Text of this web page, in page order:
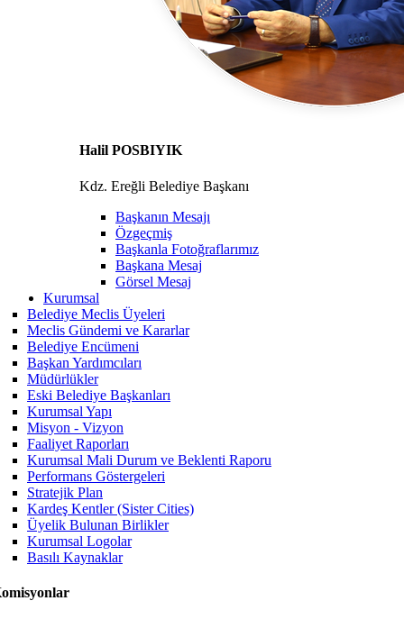
Halil POSBIYIK
Kdz. Ereğli Belediye Başkanı
Başkanın Mesajı
Özgeçmiş
Başkanla Fotoğraflarımız
Başkana Mesaj
Görsel Mesaj
Kurumsal
Belediye Meclis Üyeleri
Meclis Gündemi ve Kararlar
Belediye Encümeni
Başkan Yardımcıları
Müdürlükler
Eski Belediye Başkanları
Kurumsal Yapı
Misyon - Vizyon
Faaliyet Raporları
Kurumsal Mali Durum ve Beklenti Raporu
Performans Göstergeleri
Stratejik Plan
Kardeş Kentler (Sister Cities)
Üyelik Bulunan Birlikler
Kurumsal Logolar
Basılı Kaynaklar